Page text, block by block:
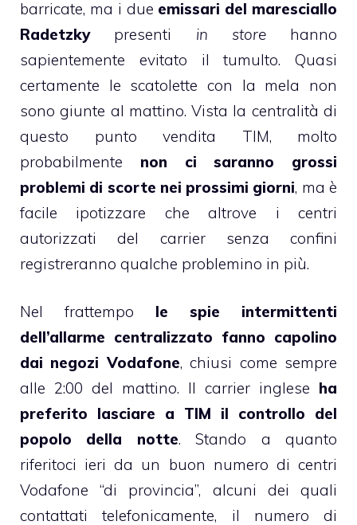
barricate, ma i due emissari del maresciallo
Radetzkypresenti in storehanno
sapientemente evitato il tumulto. Quasi
certamente le scatolette con la mela non
sono giunte al mattino. Vista la centralità di
questo punto vendita TIM, molto
probabilmente non ci saranno grossi
problemi di scorte nei prossimi giorni, ma è
facile ipotizzare che altrove i centri
autorizzati del carrier senza confini
registreranno qualche problemino in più.
Nel frattempo le spie intermittenti
dell’allarme centralizzato fanno capolino
dai negozi Vodafone, chiusi come sempre
alle 2:00 del mattino. Il carrier inglese ha
preferito lasciare a TIM il controllo del
popolo della notte. Stando a quanto
riferitoci ieri da un buon numero di centri
Vodafone “di provincia”, alcuni dei quali
contattati telefonicamente, il numero di